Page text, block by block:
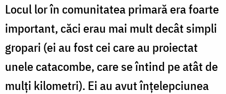
Locul lor în comunitatea primară era foarte
important, căci erau mai mult decât simpli
gropari (ei au fost cei care au proiectat
unele catacombe, care se întind pe atât de
mulţi kilometri). Ei au avutînţelepciunea